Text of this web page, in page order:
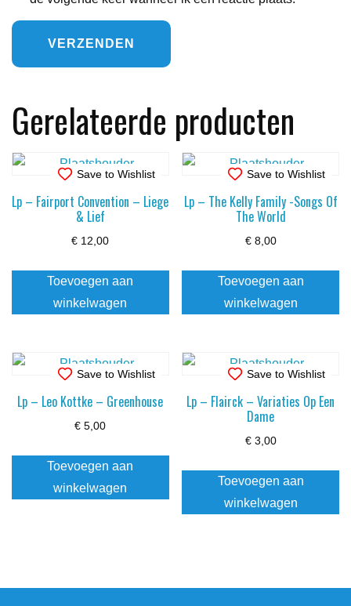
Gerelateerde producten
Save to Wishlist
Lp – Fairport Convention – Liege
& Lief
€ 12,00
Toevoegen aan
winkelwagen
Save to Wishlist
Lp – The Kelly Family -Songs Of
The World
€8,00
Toevoegen aan
winkelwagen
Save to Wishlist
Lp – Leo Kottke – Greenhouse
€ 5,00
Toevoegen aan
winkelwagen
Save to Wishlist
Lp – Flairck – Variaties Op Een
Dame
€3,00
Toevoegen aan
winkelwagen